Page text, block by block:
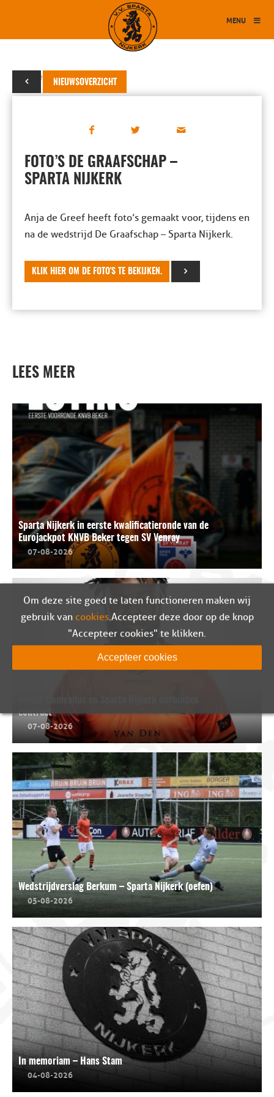
MENU
NIEUWSOVERZICHT
21 december 2024
FOTO’S DE GRAAFSCHAP –
SPARTA NIJKERK
Anja de Greef heeft foto’s gemaakt voor, tijdens en
na de wedstrijd De Graafschap – Sparta Nijkerk.
KLIK HIER OM DE FOTO'S TE BEKIJKEN.
LEES MEER
Sparta Nijkerk in eerste kwalificatieronde van de
Eurojackpot KNVB Beker tegen SV Venray
07-08-2026
contract
07-08-2026
Wedstrijdverslag Berkum – Sparta Nijkerk (oefen)
05-08-2026
In memoriam – Hans Stam
04-08-2026
Om deze site goed te laten functioneren maken wij
gebruik van cookies. Accepteer deze door op de knop
"Accepteer cookies" te klikken.
Accepteer cookies